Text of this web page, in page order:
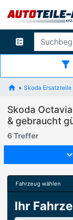
ballot
filter_alt
Skoda Ersatzteile
Skoda
& gebraucht
6 Treffer
Fahrzeug wählen
Ihr